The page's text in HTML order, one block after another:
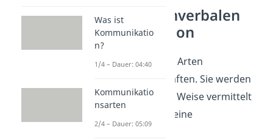
Arten der nonverbalen
Kommunikation
Es gibt verschiedene Arten
nonverbaler Botschaften. Sie werden
auf unterschiedliche Weise vermittelt
— vor allem durch deine
Körpersprache.
Was ist
Kommunikatio
n?
1/4 – Dauer: 04:40
Kommunikatio
nsarten
2/4 – Dauer: 05:09